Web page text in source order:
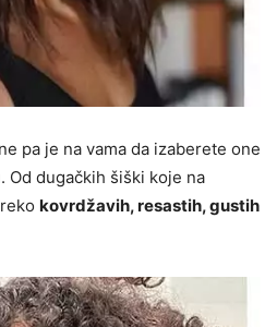
pa je na vama da izaberete one
Od dugačkih šiški koje na
kovrdžavih, resastih, gustih